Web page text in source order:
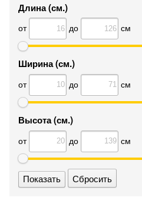
Длина (см.)
от до см
Ширина (см.)
от до см
Высота (см.)
от до см
Сбросить